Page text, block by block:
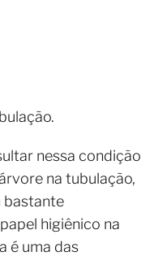
nessa condição
na tubulação,
bastante
higiênico na
é uma das